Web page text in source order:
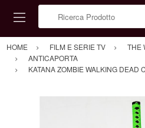
HOME FILM E SERIE TV
THE
ANTICAPORTA
KATANA ZOMBIE WALKING DEAD